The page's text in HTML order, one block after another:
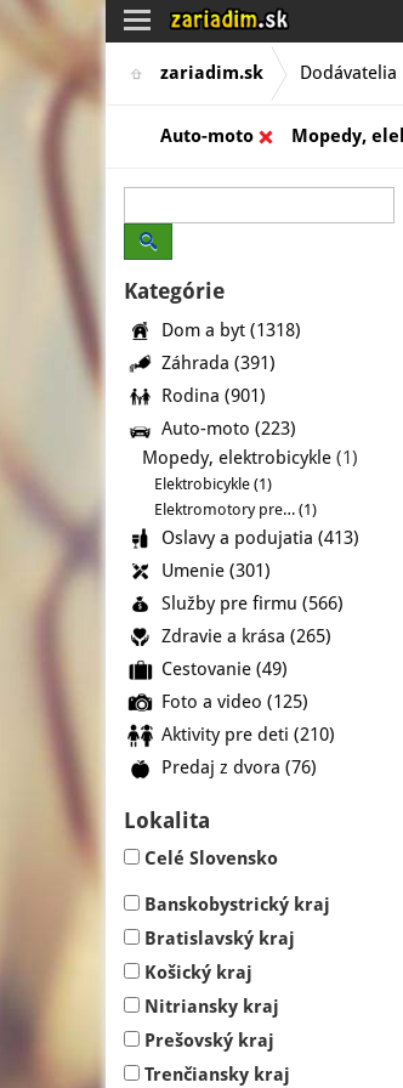
Toggle
navigation
zariadim.sk
Dodávatelia
Auto-moto Mopedy,
Kategórie
Dom a byt (1318)
Záhrada (391)
Rodina (901)
Auto-moto (223)
Mopedy, elektrobicykle (1)
Elektrobicykle (1)
Elektromotory pre… (1)
Oslavy a podujatia (413)
Umenie (301)
Služby pre firmu (566)
Zdravie a krása (265)
Cestovanie (49)
Foto a video (125)
Aktivity pre deti (210)
Predaj z dvora (76)
Lokalita
Celé Slovensko
Banskobystrický kraj
Bratislavský kraj
Košický kraj
Nitriansky kraj
Prešovský kraj
Trenčiansky kraj